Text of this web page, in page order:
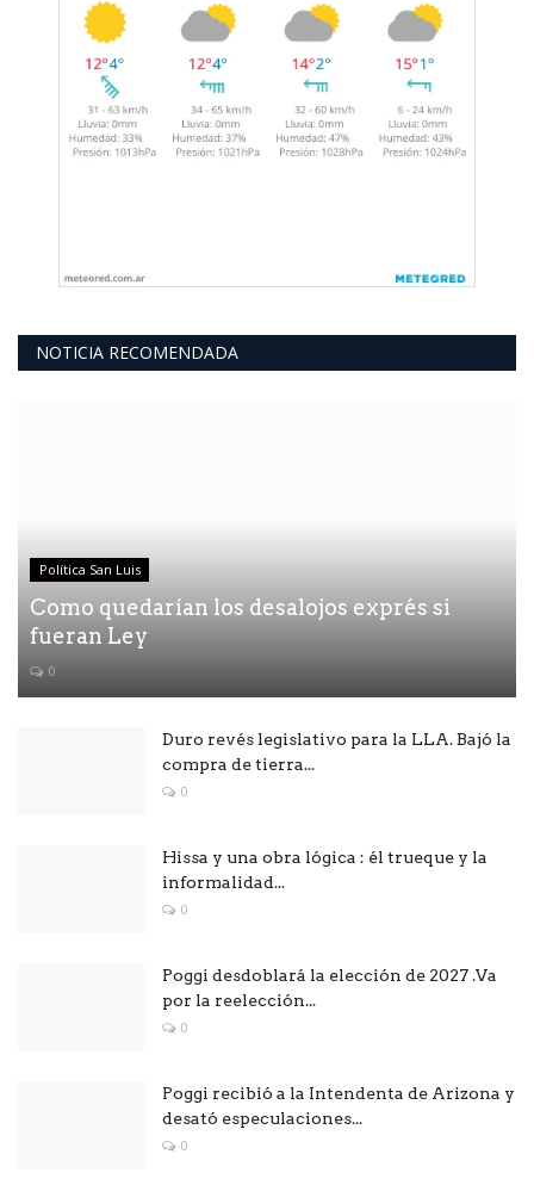
NOTICIA RECOMENDADA
Política San Luis
Como quedarían los desalojos exprés si
fueran Ley
0
Duro revés legislativo para la LLA. Bajó la
compra de tierra...
0
Hissa y una obra lógica : él trueque y la
informalidad...
0
Poggi desdoblará la elección de 2027 .Va
por la reelección...
0
Poggi recibió a la Intendenta de Arizona y
desató especulaciones...
0